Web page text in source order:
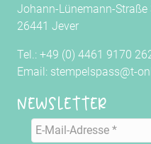
Johann-Lünemann-Straße
26441 Jever
Tel.: +49 (0) 4461 9170
Email: stempelspass@t-
Newsletter